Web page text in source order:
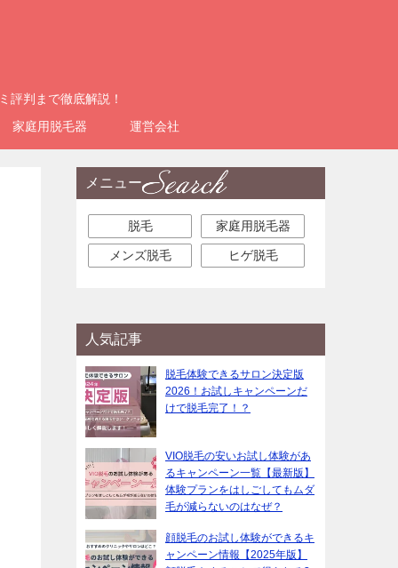
評判まで徹底解説！
家庭用脱毛器
運営会社
メニュー
脱毛 家庭用脱毛器
メンズ脱毛 ヒゲ脱毛
人気記事
脱毛体験できるサロン決定版
2026！お試しキャンペーンだ
けで脱毛完了！？
VIO脱毛の安いお試し体験があ
るキャンペーン一覧【最新版】
体験プランをはしごしてもムダ
毛が減らないのはなぜ？
顔脱毛のお試し体験ができるキ
ャンペーン情報【2025年版】